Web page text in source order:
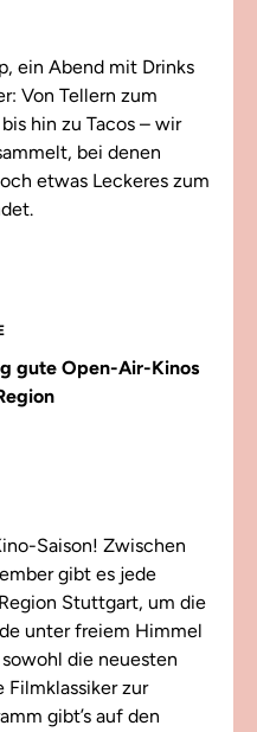
ein Abend mit Drinks
Von Tellern zum
hin zu Tacos – wir
bei denen
etwas Leckeres zum
gute Open-Air-Kinos
Saison! Zwischen
gibt es jede
Stuttgart, um die
unter freiem Himmel
die neuesten
Filmklassiker zur
gibt’s auf den